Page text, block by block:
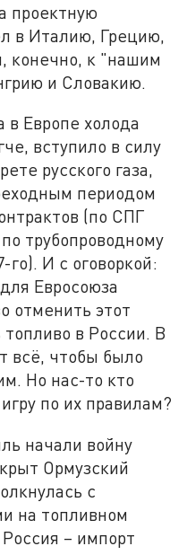
проектную
в Италию, Грецию,
конечно, к "нашим
и Словакию.
в Европе холода
вступило в силу
русского газа,
периодом
(по СПГ
трубопроводному
го). И с оговоркой:
Евросоюза
отменить этот
топливо в России. В
всё, чтобы было
Но нас-то кто
по их правилам?
начали войну
Ормузский
с
на топливном
– импорт